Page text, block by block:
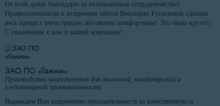
От всей души благодарю за великолепное сотрудничество!
Профессионализм и искренняя забота Виктории Русиновой сделали
весь процесс регистрации абсолютно комфортным! Это было круто!)
С уважением к вам и вашей компании!
ЗАО ПО «Гамми»
Производство ингредиентов для молочной, кондитерской и
хлебопекарной промышленности
Выражаем Вам искреннюю признательность за качественную и